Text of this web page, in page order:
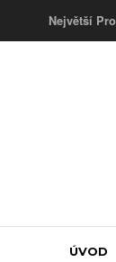
Největší
ÚVOD